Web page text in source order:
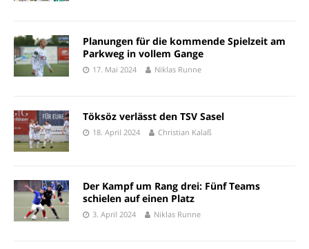
Planungen für die kommende Spielzeit am
Parkweg in vollem Gange
17. Mai 2024 Niklas Runne
Töksöz verlässt den TSV Sasel
18. April 2024 Christian Kalaß
Der Kampf um Rang drei: Fünf Teams
schielen auf einen Platz
3. April 2024 Niklas Runne